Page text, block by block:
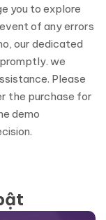
you to explore
of any errors
our dedicated
we
Please
the purchase for
demo